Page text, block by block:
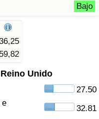
Bajo
59,82
Unido
27.50
e
32.81